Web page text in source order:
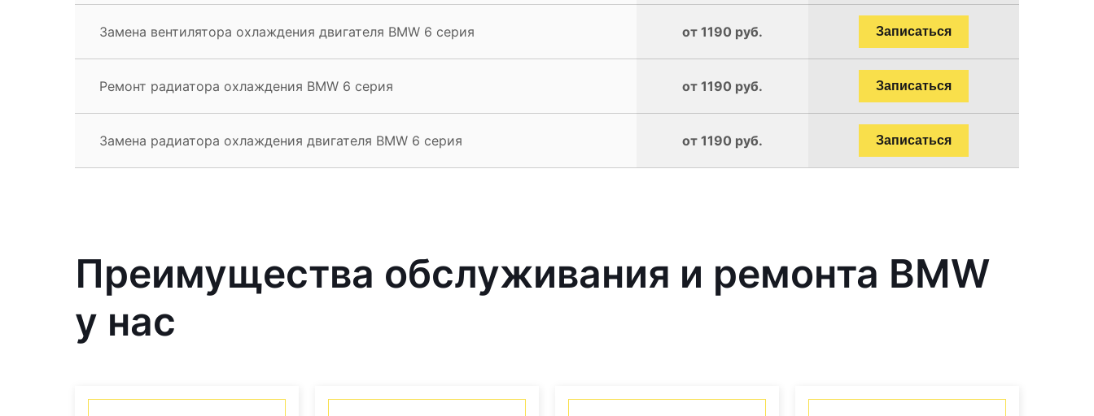
Замена вентилятора охлаждения двигателя BMW 6 серия от 1190 руб. Записаться
Ремонт радиатора охлаждения BMW 6 серия от 1190 руб. Записаться
Замена радиатора охлаждения двигателя BMW 6 серия от 1190 руб. Записаться
Преимущества обслуживания и ремонта BMW
у нас